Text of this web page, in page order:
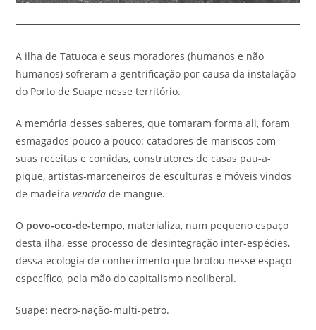
A ilha de Tatuoca e seus moradores (humanos e não
humanos) sofreram a gentrificação por causa da instalação
do Porto de Suape nesse território.
A memória desses saberes, que tomaram forma ali, foram
esmagados pouco a pouco: catadores de mariscos com
suas receitas e comidas, construtores de casas pau-a-
pique, artistas-marceneiros de esculturas e móveis vindos
de madeiravencida de mangue.
O povo-oco-de-tempo, materializa, num pequeno espaço
desta ilha, esse processo de desintegração inter-espécies,
dessa ecologia de conhecimento que brotou nesse espaço
específico, pela mão do capitalismo neoliberal.
Suape: necro-nação-multi-petro.